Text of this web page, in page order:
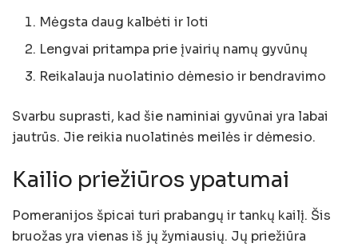
Mėgsta daug kalbėti ir loti
Lengvai pritampa prie įvairių namų gyvūnų
Reikalauja nuolatinio dėmesio ir bendravimo
Svarbu suprasti, kad šie naminiai gyvūnai yra labai
jautrūs. Jie reikia nuolatinės meilės ir dėmesio.
Kailio priežiūros ypatumai
Pomeranijos špicai turi prabangų ir tankų kailį. Šis
bruožas yra vienas iš jų žymiausių. Jų priežiūra